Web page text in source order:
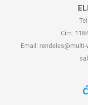
Cím:
Email: